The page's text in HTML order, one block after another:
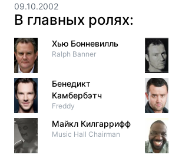
09.10.2002
В главных ролях:
Хью Бонневилль
Ralph Banner
Бенедикт
Камбербэтч
Freddy
Майкл Килгаррифф
Music Hall Chairman